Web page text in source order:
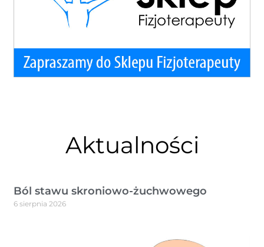
Aktualności
Ból stawu skroniowo-żuchwowego
6 sierpnia 2026